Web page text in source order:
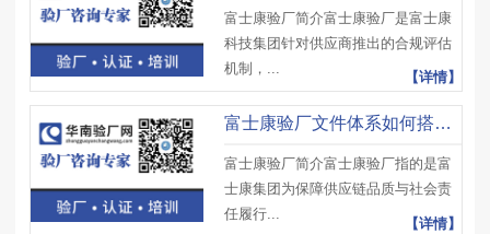
富士康验厂简介富士康验厂是富士康
科技集团针对供应商推出的合规评估
机制，...
【详情】
富士康验厂文件体系如何搭建？避免哪些漏洞？有何实用方法？
富士康验厂简介富士康验厂指的是富
士康集团为保障供应链品质与社会责
任履行...
【详情】